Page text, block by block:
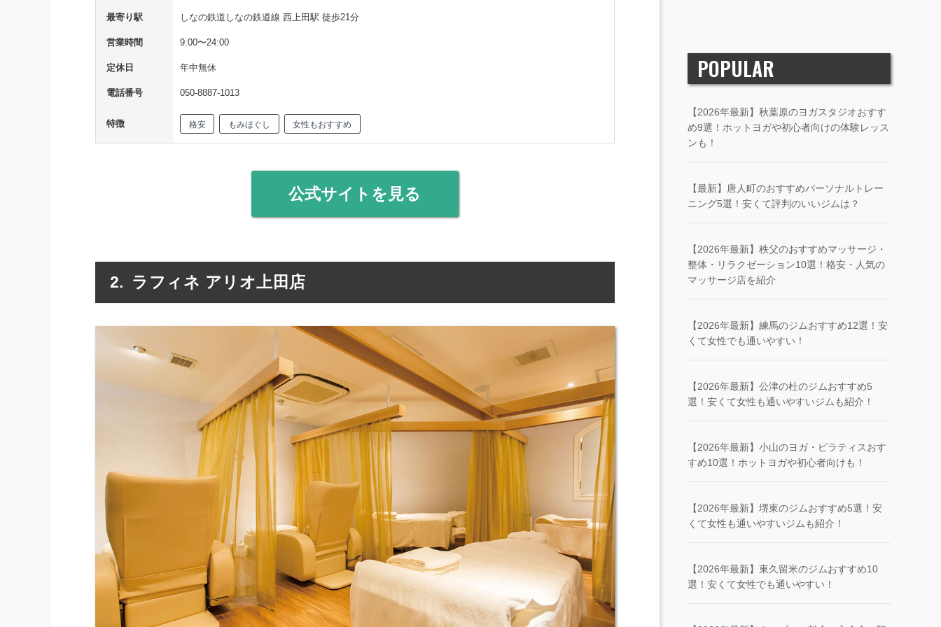
最寄り駅 しなの鉄道しなの鉄道線 西上田駅 徒歩21分
営業時間 9:00〜24:00
定休日 年中無休
電話番号 050-8887-1013
特徴 格安 もみほぐし 女性もおすすめ
公式サイトを見る
ラフィネ アリオ上田店
POPULAR
【2026年最新】秋葉原のヨガスタジオおすす
め9選！ホットヨガや初心者向けの体験レッス
ンも！
【最新】唐人町のおすすめパーソナルトレー
ニング5選！安くて評判のいいジムは？
【2026年最新】秩父のおすすめマッサージ・
整体・リラクゼーション10選！格安・人気の
マッサージ店を紹介
【2026年最新】練馬のジムおすすめ12選！安
くて女性でも通いやすい！
【2026年最新】公津の杜のジムおすすめ5
選！安くて女性も通いやすいジムも紹介！
【2026年最新】小山のヨガ・ピラティスおす
すめ10選！ホットヨガや初心者向けも！
【2026年最新】堺東のジムおすすめ5選！安
くて女性も通いやすいジムも紹介！
【2026年最新】東久留米のジムおすすめ10
選！安くて女性でも通いやすい！